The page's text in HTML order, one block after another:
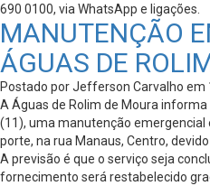
690 0100, via WhatsApp e ligações.
MANUTENÇÃO
ÁGUAS DE
Postado por Jefferson Carvalho
A Águas de Rolim de Moura
(11), uma manutenção emergencial
porte, na rua Manaus, Centro,
A previsão é que o serviço seja
fornecimento será restabelecido